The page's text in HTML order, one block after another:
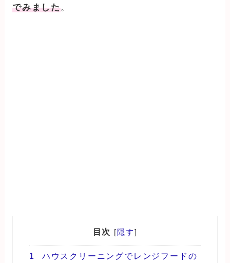
でみました。
目次 [ 隠す]
1
ハウスクリーニングでレンジフードの